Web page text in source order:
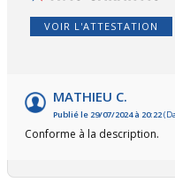
VOIR L'ATTESTATION
MATHIEU C.
Publié le 29/07/2024 à 20:22
Conforme à la description.